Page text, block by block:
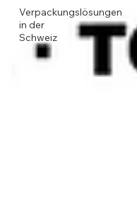
Verpackungslösungen
in der
Schweiz